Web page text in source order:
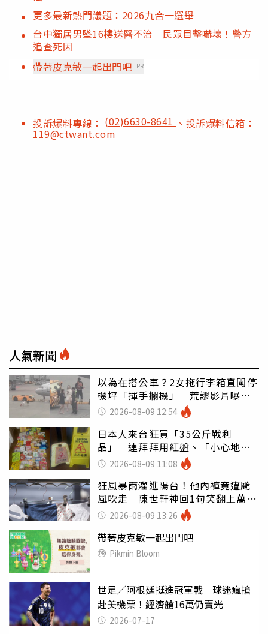
更多最新熱門議題：2026九合一選舉
台中獨居男墜16樓送醫不治 民眾目擊嚇壞！警方
追查死因
帶著皮克敏一起出門吧 PR
投訴爆料專線： (02)6630-8641 、投訴爆料信箱：
119@ctwant.com
人氣新聞
以為在搭公車？2女拖行李箱直闖停
機坪「揮手攔機」 荒謬影片曝網
傻眼2026-08-09 12:54
日本人來台狂買「35公斤戰利
品」 連拜拜用紅盤、「小心地
滑」告示牌也帶回家
2026-08-09 11:08
狂風暴雨灌進陽台！他內褲竟遭颱
風吹走 陳世軒神回1句笑翻上萬網
友 2026-08-09 13:26
帶著皮克敏一起出門吧
Pikmin Bloom
世足／阿根廷挺進冠軍戰 球迷瘋搶
赴美機票！經濟艙16萬仍賣光
2026-07-17